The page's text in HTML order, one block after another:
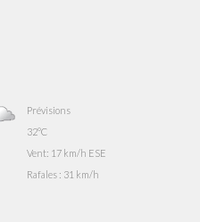
Prévisions
32°C
Vent: 17 km/h ESE
Rafales : 31 km/h